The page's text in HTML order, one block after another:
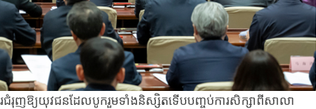
រជំរុញ​ឱ្យ​យុវជន​ដែល​បូករួមទាំង​និស្សិត​ទើប​បញ្ចប់​ការសិក្សាពី​សាលា​